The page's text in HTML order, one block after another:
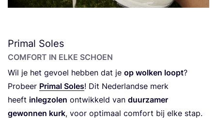
Primal Soles
COM­FORT IN ELKE SCHOEN
Wil je het gevoel heb­ben dat je op wol­ken loopt?
Pro­beer Pri­mal Soles! Dit Neder­land­se merk
heeft inleg­zo­len ont­wik­keld van duur­za­mer
gewon­nen kurk, voor opti­maal com­fort bij elke stap.